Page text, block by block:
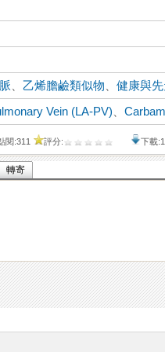
、乙烯膽鹼類似物 、健康與
Vein (LA-PV) 、
閱:311 評分: 下載
轉寄